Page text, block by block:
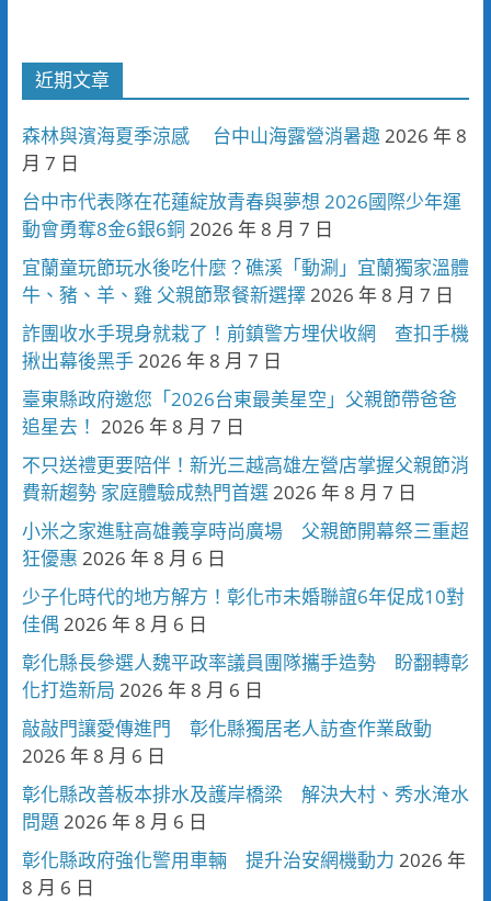
近期文章
森林與濱海夏季涼感 台中山海露營消暑趣 2026 年 8
月 7 日
台中市代表隊在花蓮綻放青春與夢想 2026國際少年運
動會勇奪8金6銀6銅 2026 年 8 月 7 日
宜蘭童玩節玩水後吃什麼？礁溪「動涮」宜蘭獨家溫體
牛、豬、羊、雞 父親節聚餐新選擇 2026 年 8 月 7 日
詐團收水手現身就栽了！前鎮警方埋伏收網 查扣手機
揪出幕後黑手 2026 年 8 月 7 日
臺東縣政府邀您「2026台東最美星空」父親節帶爸爸
追星去！ 2026 年 8 月 7 日
不只送禮更要陪伴！新光三越高雄左營店掌握父親節消
費新趨勢 家庭體驗成熱門首選 2026 年 8 月 7 日
小米之家進駐高雄義享時尚廣場 父親節開幕祭三重超
狂優惠 2026 年 8 月 6 日
少子化時代的地方解方！彰化市未婚聯誼6年促成10對
佳偶 2026 年 8 月 6 日
彰化縣長參選人魏平政率議員團隊攜手造勢 盼翻轉彰
化打造新局 2026 年 8 月 6 日
敲敲門讓愛傳進門 彰化縣獨居老人訪查作業啟動
2026 年 8 月 6 日
彰化縣改善板本排水及護岸橋梁 解決大村、秀水淹水
問題 2026 年 8 月 6 日
彰化縣政府強化警用車輛 提升治安網機動力 2026 年
8 月 6 日